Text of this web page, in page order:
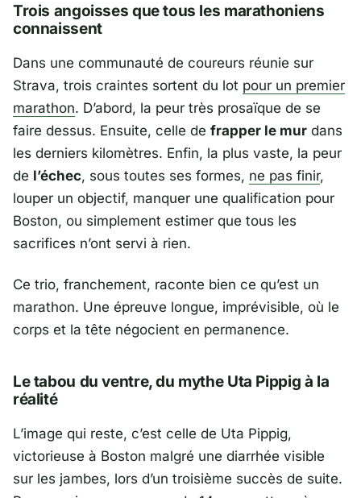
Trois angoisses que tous les marathoniens
connaissent
Dans une communauté de coureurs réunie sur
Strava, trois craintes sortent du lot pour un premier
marathon. D’abord, la peur très prosaïque de se
faire dessus. Ensuite, celle de frapper le mur dans
les derniers kilomètres. Enfin, la plus vaste, la peur
de l’échec, sous toutes ses formes, ne pas finir,
louper un objectif, manquer une qualification pour
Boston, ou simplement estimer que tous les
sacrifices n’ont servi à rien.
Ce trio, franchement, raconte bien ce qu’est un
marathon. Une épreuve longue, imprévisible, où le
corps et la tête négocient en permanence.
Le tabou du ventre, du mythe Uta Pippig à la
réalité
L’image qui reste, c’est celle de Uta Pippig,
victorieuse à Boston malgré une diarrhée visible
sur les jambes, lors d’un troisième succès de suite.